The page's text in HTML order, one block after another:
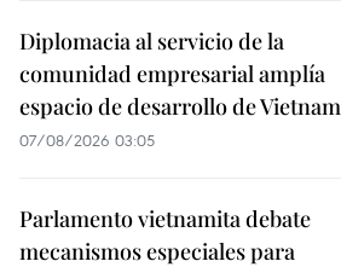
Diplomacia al servicio de la
comunidad empresarial amplía
espacio de desarrollo de Vietnam
07/08/2026 03:05
Parlamento vietnamita debate
mecanismos especiales para